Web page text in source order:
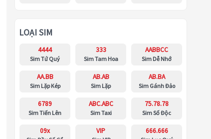
LOẠI SIM
4444
Sim Tứ Quý
333
Sim Tam Hoa
AABBCC
Sim Dễ Nhớ
AA.BB
Sim Lặp Kép
AB.AB
Sim Lặp
AB.BA
Sim Gánh Đảo
6789
Sim Tiến Lên
ABC.ABC
Sim Taxi
75.78.78
Sim Số Độc
09x VIP 666.666